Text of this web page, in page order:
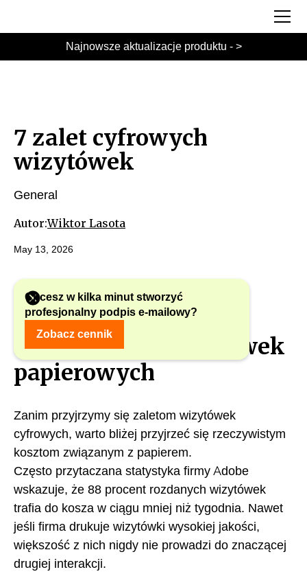
Najnowsze aktualizacje produktu - >
7 zalet cyfrowych
wizytówek
General
Autor:Wiktor Lasota
May 13, 2026
Chcesz w kilka minut stworzyć
profesjonalny podpis e-mailowy?
Zobacz cennik
Ukryte koszty
tradycyjnych wizytówek
papierowych
Zanim przyjrzymy się zaletom wizytówek
cyfrowych, warto bliżej przyjrzeć się rzeczywistym
kosztom związanym z papierem.
Często przytaczana statystyka firmy Adobe
wskazuje, że 88 procent rozdanych wizytówek
trafia do kosza w ciągu mniej niż tygodnia. Nawet
jeśli firma drukuje wizytówki wysokiej jakości,
większość z nich nigdy nie prowadzi do znaczącej
drugiej interakcji.